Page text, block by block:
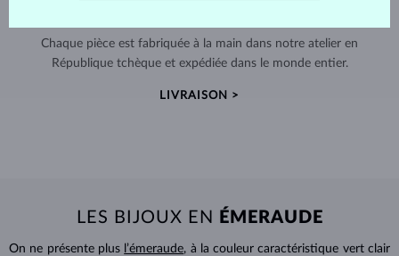
Chaque pièce est fabriquée à la main dans notre atelier en
République tchèque et expédiée dans le monde entier.
LIVRAISON >
LES BIJOUX EN ÉMERAUDE
On ne présente plus l’émeraude, à la couleur caractéristique vert clair